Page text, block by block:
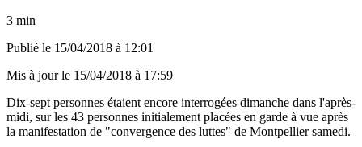
3 min
Publié le 15/04/2018 à 12:01
Mis à jour le 15/04/2018 à 17:59
Dix-sept personnes étaient encore interrogées dimanche dans l'après-
midi, sur les 43 personnes initialement placées en garde à vue après
la manifestation de "convergence des luttes" de Montpellier samedi.